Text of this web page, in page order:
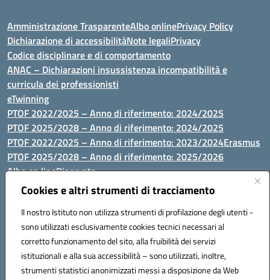
Cookies e altri strumenti di tracciamento
Il nostro Istituto non utilizza strumenti di profilazione degli utenti -
sono utilizzati esclusivamente cookies tecnici necessari al
corretto funzionamento del sito, alla fruibilità dei servizi
istituzionali e alla sua accessibilità – sono utilizzati, inoltre,
strumenti statistici anonimizzati messi a disposizione da Web
Amministrazione TrasparenteAlbo onlinePrivacy Policy
Dichiarazione di accessibilitàNote legaliPrivacy
Codice disciplinare e di comportamento
ANAC – Dichiarazioni insussistenza incompatibilità e
curricula dei professionisti
eTwinning
PTOF 2022/2025 – Anno di riferimento: 2024/2025
PTOF 2025/2028 – Anno di riferimento: 2024/2025
PTOF 2022/2025 – Anno di riferimento: 2023/2024Erasmus
PTOF 2025/2028 – Anno di riferimento: 2025/2026
Albo on lineRiservata
P.N. Dotazione di attrezzature per le palestre
Via Luna e Sole, 44 07100, Sassari - Tel 079293287 - Fax 0793764116
- Mail: ssvc010009@istruzione.it - PEC: ssvc010009@pec.istruzione.it
- C.F. / P.IVA Convitto 80000150906 - C.F. Scuole 92073300904